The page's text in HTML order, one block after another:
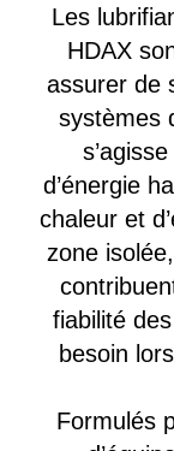
Les
HDAX
assurer de
systèmes
d’énergie
chaleur et
zone
fiabilité
besoin
Formulés